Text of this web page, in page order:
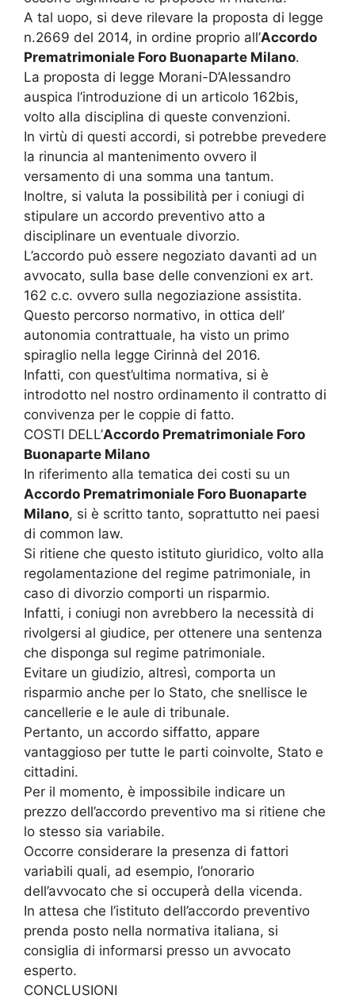
A tal uopo, si deve rilevare la proposta di legge
n.2669 del 2014, in ordine proprio all’Accordo
Prematrimoniale Foro Buonaparte Milano.
La proposta di legge Morani-D’Alessandro
auspica l’introduzione di un articolo 162bis,
volto alla disciplina di queste convenzioni.
In virtù di questi accordi, si potrebbe prevedere
la rinuncia al mantenimento ovvero il
versamento di una somma una tantum.
Inoltre, si valuta la possibilità per i coniugi di
stipulare un accordo preventivo atto a
disciplinare un eventuale divorzio.
L’accordo può essere negoziato davanti ad un
avvocato, sulla base delle convenzioni ex art.
162 c.c. ovvero sulla negoziazione assistita.
Questo percorso normativo, in ottica dell’
autonomia contrattuale, ha visto un primo
spiraglio nella legge Cirinnà del 2016.
Infatti, con quest’ultima normativa, si è
introdotto nel nostro ordinamento il contratto di
convivenza per le coppie di fatto.
COSTI DELL’Accordo Prematrimoniale Foro
Buonaparte Milano
In riferimento alla tematica dei costi su un
Accordo Prematrimoniale Foro Buonaparte
Milano, si è scritto tanto, soprattutto nei paesi
di common law.
Si ritiene che questo istituto giuridico, volto alla
regolamentazione del regime patrimoniale, in
caso di divorzio comporti un risparmio.
Infatti, i coniugi non avrebbero la necessità di
rivolgersi al giudice, per ottenere una sentenza
che disponga sul regime patrimoniale.
Evitare un giudizio, altresì, comporta un
risparmio anche per lo Stato, che snellisce le
cancellerie e le aule di tribunale.
Pertanto, un accordo siffatto, appare
vantaggioso per tutte le parti coinvolte, Stato e
cittadini.
Per il momento, è impossibile indicare un
prezzo dell’accordo preventivo ma si ritiene che
lo stesso sia variabile.
Occorre considerare la presenza di fattori
variabili quali, ad esempio, l’onorario
dell’avvocato che si occuperà della vicenda.
In attesa che l’istituto dell’accordo preventivo
prenda posto nella normativa italiana, si
consiglia di informarsi presso un avvocato
esperto.
CONCLUSIONI